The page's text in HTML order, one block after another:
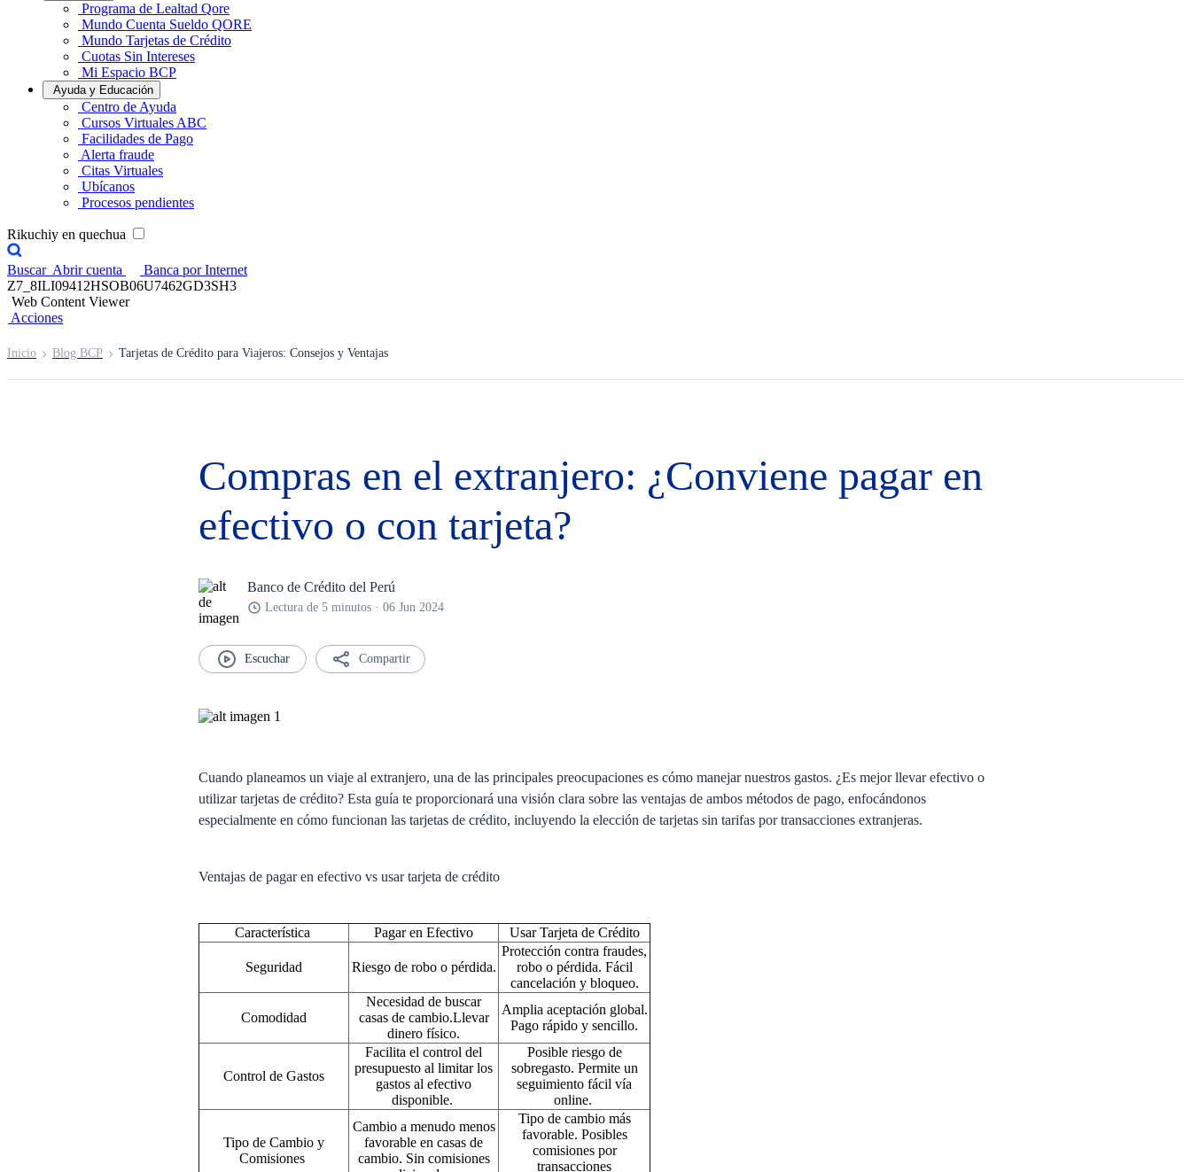
Programa de Lealtad Qore
Mundo Cuenta Sueldo QORE
Mundo Tarjetas de Crédito
Cuotas Sin Intereses
Mi Espacio BCP
Ayuda y Educación
Centro de Ayuda
Cursos Virtuales ABC
Facilidades de Pago
Alerta fraude
Citas Virtuales
Ubícanos
Procesos pendientes
Rikuchiy en quechua
Buscar Abrir cuenta
Banca por Internet
Z7_8ILI09412HSOB06U7462GD3SH3
Web Content Viewer
Acciones
Inicio Blog BCP Tarjetas de Crédito para Viajeros: Consejos y Ventajas
Compras en el extranjero: ¿Conviene pagar en
efectivo o con tarjeta?
Banco de Crédito del Perú
Lectura de 5 minutos · 06 Jun 2024
Compartir
Cuando planeamos un viaje al extranjero, una de las principales preocupaciones es cómo manejar nuestros gastos. ¿Es mejor llevar efectivo o
utilizar tarjetas de crédito? Esta guía te proporcionará una visión clara sobre las ventajas de ambos métodos de pago, enfocándonos
especialmente en cómo funcionan las tarjetas de crédito, incluyendo la elección de tarjetas sin tarifas por transacciones extranjeras.
Ventajas de pagar en efectivo vs usar tarjeta de crédito
Característica Pagar en Efectivo Usar Tarjeta de Crédito
Seguridad Riesgo de robo o pérdida.
Protección contra fraudes,
robo o pérdida. Fácil
cancelación y bloqueo.
Comodidad
Necesidad de buscar
casas de cambio.Llevar
dinero físico.
Amplia aceptación global.
Pago rápido y sencillo.
Control de Gastos
Facilita el control del
presupuesto al limitar los
gastos al efectivo
disponible.
Posible riesgo de
sobregasto. Permite un
seguimiento fácil vía
online.
Tipo de Cambio y
Comisiones
Cambio a menudo menos
favorable en casas de
cambio. Sin comisiones
Tipo de cambio más
favorable. Posibles
comisiones por
transacciones